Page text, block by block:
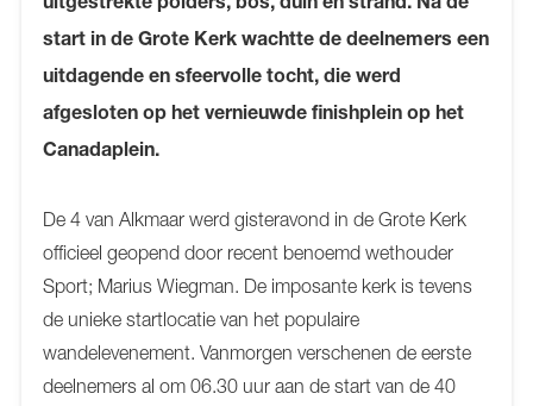
uitgestrekte polders, bos, duin en strand. Na de
start in de Grote Kerk wachtte de deelnemers een
uitdagende en sfeervolle tocht, die werd
afgesloten op het vernieuwde finishplein op het
Canadaplein.
De 4 van Alkmaar werd gisteravond in de Grote Kerk
officieel geopend door recent benoemd wethouder
Sport; Marius Wiegman. De imposante kerk is tevens
de unieke startlocatie van het populaire
wandelevenement. Vanmorgen verschenen de eerste
deelnemers al om 06.30 uur aan de start van de 40